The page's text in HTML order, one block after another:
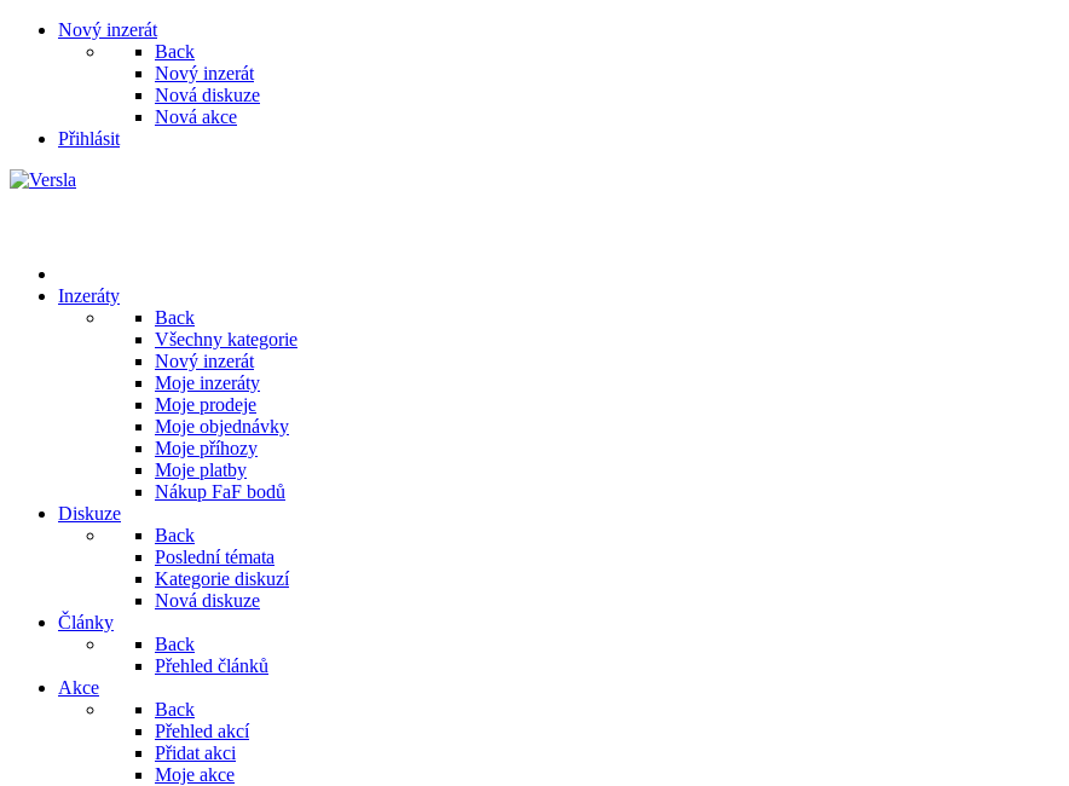
Nový inzerát
Back
Nový inzerát
Nová diskuze
Nová akce
Přihlásit
Inzeráty
Back
Všechny kategorie
Nový inzerát
Moje inzeráty
Moje prodeje
Moje objednávky
Moje příhozy
Moje platby
Nákup FaF bodů
Diskuze
Back
Poslední témata
Kategorie diskuzí
Nová diskuze
Články
Back
Přehled článků
Akce
Back
Přehled akcí
Přidat akci
Moje akce